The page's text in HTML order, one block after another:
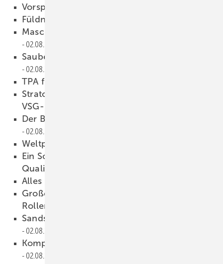
Vorspann-Öfen „Made in Italy“
Füldner Maschines
Maschinen, Software und Glas-Optimierung
02.08.2023
Sauberes Wasser für die Glasbearbeitung
02.08.2023
TPA für den ISO-Randverbund
Strato Carbon Free, die carbon-neutrale
VSG-Folie
Der BowScanner als Problem-Löser
02.08.2023
Weltpremiere auf der Vitrum
Ein Scanner für den Einstieg in die digitale
Qualitätssicherung
Alles rund um die Warme Kante
Großer Entwicklungsschub bei
Rollercoatern
Sandstrahlen und Glas markieren
02.08.2023
Komplizierte Montagen leicht gemacht
02.08.2023